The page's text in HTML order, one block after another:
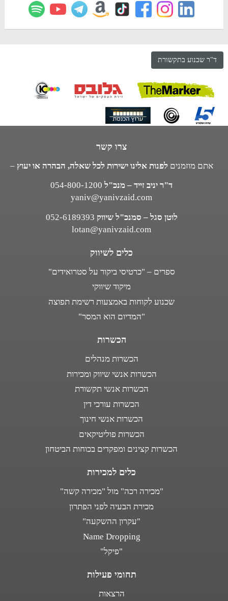
ד"ר שכנוע בתקשורת
צרו קשר
אתם מוזמנים לפנות אלינו ישירות לכל שאלה, הבהרה או יעוץ –
ד"ר יניב זייד – מנכ"ל 054-800-1200
yaniv@yanivzaid.com
לוטן סגל – סמנכ"ל שיווק 052-6189393
lotan@yanivzaid.com
כלים לשיווק
ספרים – "כרטיסי ביקור על סטרואידים"
מיקוד שיווקי
שכנוע לקוחות באמצעות רשימת תפוצה
"המדיום הוא המסר"
הכשרות
הכשרות מנהלים
הכשרות אנשי שיווק ומכירות
הכשרות אנשי תקשורת
הכשרות עורכי דין
הכשרות אנשי חינוך
הכשרות פוליטיקאים
הכשרות קצינים ומפקדים בכוחות הביטחון
כלים למכירות
"מכירה רכה" מול "מכירה קשה"
מכירת הבעיה לפני הפתרון
"עקרון ההשקעה"
Name Dropping
"פיקל"
תחומי פעילות
הרצאות